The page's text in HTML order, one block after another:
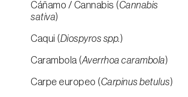
Cáñamo / Cannabis (Cannabis
sativa)
Caqui (Diospyros spp.)
Carambola (Averrhoa carambola)
Carpe europeo (Carpinus betulus)